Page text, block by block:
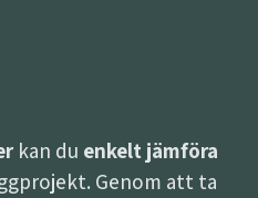
kan du enkelt jämföra
Genom att ta